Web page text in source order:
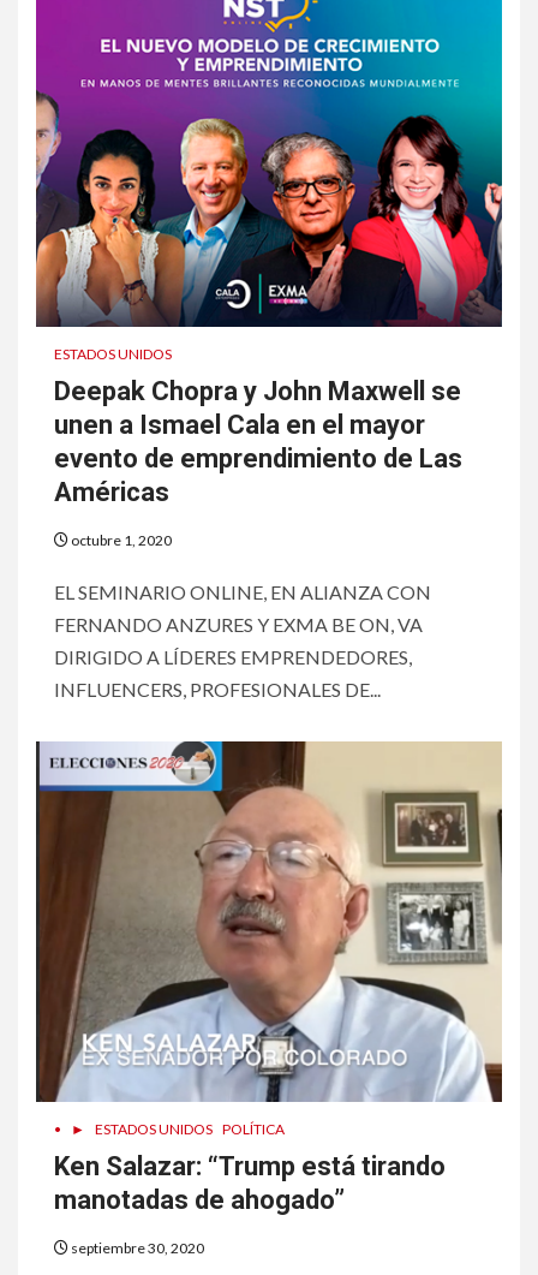
ESTADOS UNIDOS
Deepak Chopra y John Maxwell se
unen a Ismael Cala en el mayor
evento de emprendimiento de Las
Américas
octubre 1, 2020
EL SEMINARIO ONLINE, EN ALIANZA CON
FERNANDO ANZURES Y EXMA BE ON, VA
DIRIGIDO A LÍDERES EMPRENDEDORES,
INFLUENCERS, PROFESIONALES DE...
• ► ESTADOS UNIDOS POLÍTICA
Ken Salazar: “Trump está tirando
manotadas de ahogado”
septiembre 30, 2020